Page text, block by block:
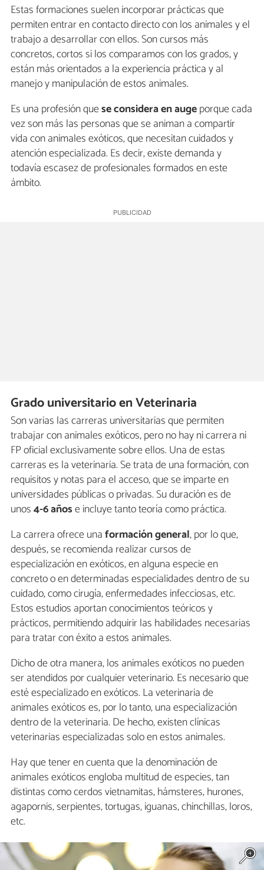
Estas formaciones suelen incorporar prácticas que
permiten entrar en contacto directo con los animales y el
trabajo a desarrollar con ellos. Son cursos más
concretos, cortos si los comparamos con los grados, y
están más orientados a la experiencia práctica y al
manejo y manipulación de estos animales.
Es una profesión quese considera en augeporque cada
vez son más las personas que se animan a compartir
vida con animales exóticos, que necesitan cuidados y
atención especializada. Es decir, existe demanda y
todavía escasez de profesionales formados en este
ámbito.
Grado universitario en Veterinaria
Son varias las carreras universitarias que permiten
trabajar con animales exóticos, pero no hay ni carrera ni
FP oficial exclusivamente sobre ellos. Una de estas
carreras es la veterinaria. Se trata de una formación, con
requisitos y notas para el acceso, que se imparte en
universidades públicas o privadas. Su duración es de
unos4-6 añose incluye tanto teoría como práctica.
La carrera ofrece unaformación general, por lo que,
después, se recomienda realizar cursos de
especialización en exóticos, en alguna especie en
concreto o en determinadas especialidades dentro de su
cuidado, como cirugía, enfermedades infecciosas, etc.
Estos estudios aportan conocimientos teóricos y
prácticos, permitiendo adquirir las habilidades necesarias
para tratar con éxito a estos animales.
Dicho de otra manera, los animales exóticos no pueden
ser atendidos por cualquier veterinario. Es necesario que
esté especializado en exóticos. La veterinaria de
animales exóticos es, por lo tanto, una especialización
dentro de la veterinaria. De hecho, existen clínicas
veterinarias especializadas solo en estos animales.
Hay que tener en cuenta que la denominación de
animales exóticos engloba multitud de especies, tan
distintas como cerdos vietnamitas, hámsteres, hurones,
agapornis, serpientes, tortugas, iguanas, chinchillas, loros,
etc.